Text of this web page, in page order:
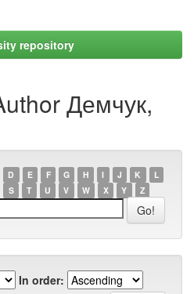
repository
Демчук,
D E F G H I J K
L
S T U V W X Y Z
In order: